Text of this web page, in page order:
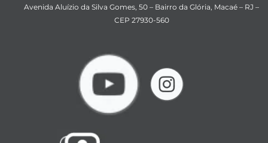
Avenida Aluízio da Silva Gomes, 50 – Bairro da Glória, Macaé – RJ –
CEP 27930-560